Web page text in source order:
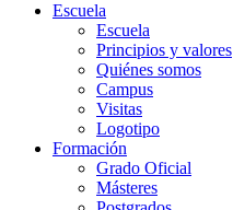
Escuela
Escuela
Principios y valores
Quiénes somos
Campus
Visitas
Logotipo
Formación
Grado Oficial
Másteres